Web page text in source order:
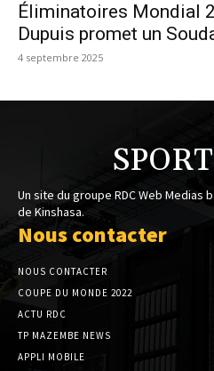
Éliminatoires Mondial
Dupuis promet un
4 septembre 2025
Un site du groupe RDC Web Medias
de Kinshasa.
Nous contacter
NOUS CONTACTER
COUPE DU MONDE 2022
ACTU RDC
TP MAZEMBE NEWS
APPLI MOBILE